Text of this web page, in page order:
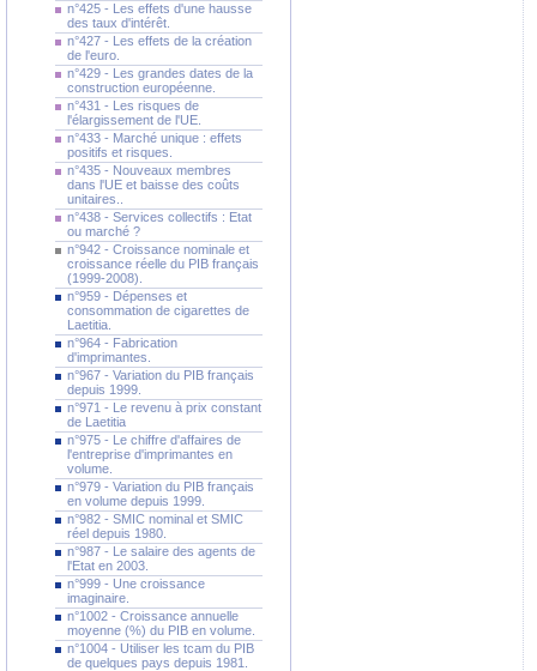
n°425 - Les effets d'une hausse
des taux d'intérêt.
n°427 - Les effets de la création
de l'euro.
n°429 - Les grandes dates de la
construction européenne.
n°431 - Les risques de
l'élargissement de l'UE.
n°433 - Marché unique : effets
positifs et risques.
n°435 - Nouveaux membres
dans l'UE et baisse des coûts
unitaires..
n°438 - Services collectifs : Etat
ou marché ?
n°942 - Croissance nominale et
croissance réelle du PIB français
(1999-2008).
n°959 - Dépenses et
consommation de cigarettes de
Laetitia.
n°964 - Fabrication
d'imprimantes.
n°967 - Variation du PIB français
depuis 1999.
n°971 - Le revenu à prix constant
de Laetitia
n°975 - Le chiffre d'affaires de
l'entreprise d'imprimantes en
volume.
n°979 - Variation du PIB français
en volume depuis 1999.
n°982 - SMIC nominal et SMIC
réel depuis 1980.
n°987 - Le salaire des agents de
l'Etat en 2003.
n°999 - Une croissance
imaginaire.
n°1002 - Croissance annuelle
moyenne (%) du PIB en volume.
n°1004 - Utiliser les tcam du PIB
de quelques pays depuis 1981.